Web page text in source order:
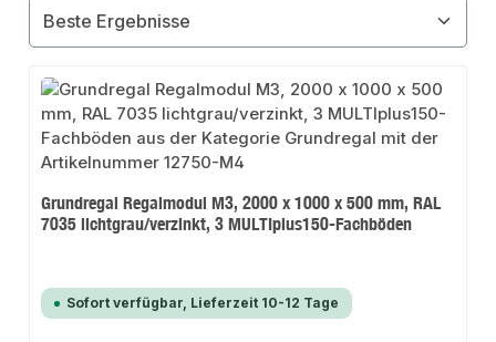
Grundregal Regalmodul M3, 2000 x 1000 x 500 mm, RAL
7035 lichtgrau/verzinkt, 3 MULTIplus150-Fachböden
Sofort verfügbar, Lieferzeit 10-12 Tage